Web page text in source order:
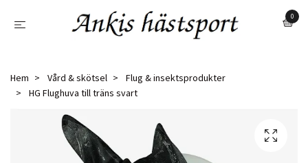
0
Hem Vård & skötsel
Flug & insektsprodukter
HG Flughuva till träns svart